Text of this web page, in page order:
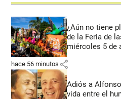
¿Aún no tiene
de la Feria de
miércoles 5 de
hace 56 minutos share
Adiós a
vida entre el